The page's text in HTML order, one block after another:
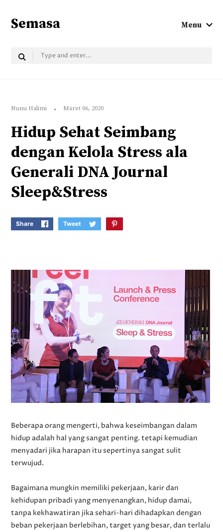
Semasa Menu
Nunu Halimi Maret 06, 2020
Hidup Sehat Seimbang
dengan Kelola Stress ala
Generali DNA Journal
Sleep&Stress
Share Tweet
Beberapa orang mengerti, bahwa keseimbangan dalam
hidup adalah hal yang sangat penting. tetapi kemudian
menyadari jika harapan itu sepertinya sangat sulit
terwujud.
Bagaimana mungkin memiliki pekerjaan, karir dan
kehidupan pribadi yang menyenangkan, hidup damai,
tanpa kekhawatiran jika sehari-hari dihadapkan dengan
beban pekerjaan berlebihan, target yang besar, dan terlalu